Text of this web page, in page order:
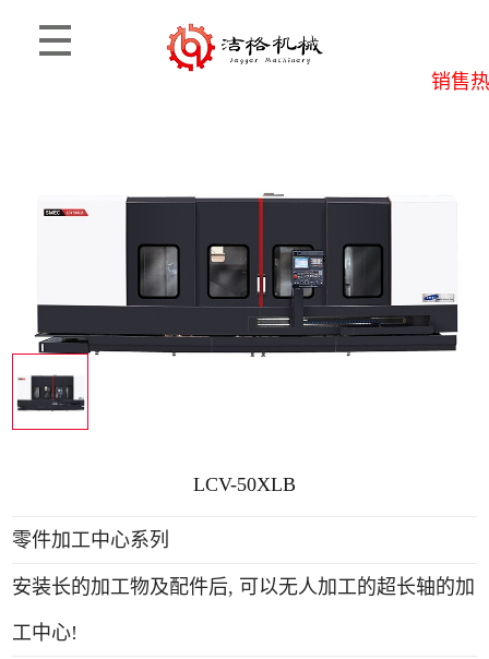
销售
LCV-50XLB
零件加工中心系列
安装长的加工物及配件后, 可以无人加工的超长轴的加
工中心!